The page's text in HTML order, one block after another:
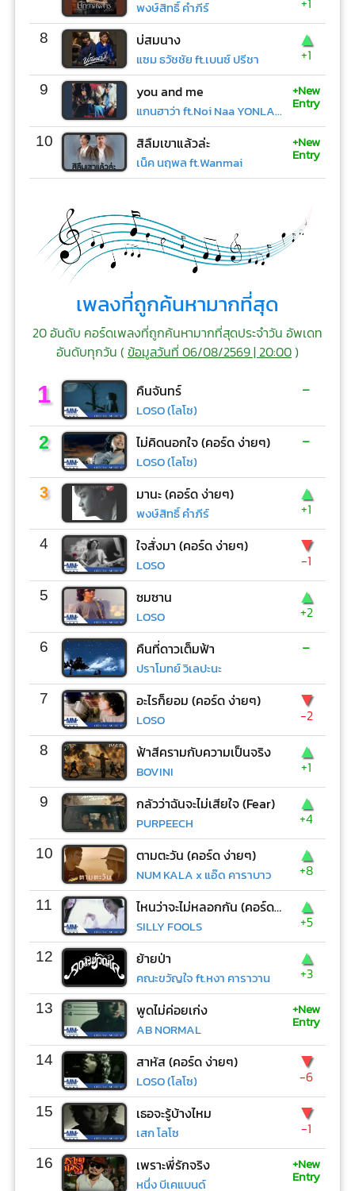
พงษ์สิทธิ์ คำภีร์
8 บ่สมนาง
แซม ธวัชชัย ft.เบนซ์ ปรีชา
▲
+1
9 you and me
แกนฮาว่า ft.Noi Naa YONLAPA
+New
Entry
10 สิลืมเขาแล้วล่ะ
เน็ค นฤพล ft.Wanmai
+New
Entry
เพลงที่ถูกค้นหามากที่สุด
20 อันดับ คอร์ดเพลงที่ถูกค้นหามากที่สุดประจำวัน อัพเดท
อันดับทุกวัน (ข้อมูลวันที่ 06/08/2569 | 20:00)
1 คืนจันทร์
LOSO (โลโซ)
-
2 ไม่คิดนอกใจ (คอร์ด ง่ายๆ)
LOSO (โลโซ)
-
3 มานะ (คอร์ด ง่ายๆ)
พงษ์สิทธิ์ คำภีร์
▲
+1
4 ใจสั่งมา (คอร์ด ง่ายๆ)
LOSO
▼
-1
5 ซมซาน
LOSO
▲
+2
6 คืนที่ดาวเต็มฟ้า
ปราโมทย์ วิเลปะนะ
-
7 อะไรก็ยอม (คอร์ด ง่ายๆ)
LOSO
▼
-2
8 ฟ้าสีครามกับความเป็นจริง
BOVINI
▲
+1
9 กลัวว่าฉันจะไม่เสียใจ (Fear)
PURPEECH
▲
+4
10 ตามตะวัน (คอร์ด ง่ายๆ)
NUM KALA x แอ๊ด คาราบาว
▲
+8
11 ไหนว่าจะไม่หลอกกัน (คอร์ด ง่ายๆ)
SILLY FOOLS
▲
+5
12 ย้ายป่า
คณะขวัญใจ ft.หงา คาราวาน
▲
+3
13 พูดไม่ค่อยเก่ง
AB NORMAL
+New
Entry
14 สาหัส (คอร์ด ง่ายๆ)
LOSO (โลโซ)
▼
-6
15 เธอจะรู้บ้างไหม
เสก โลโซ
▼
-1
16 เพราะพี่รักจริง
หนึ่ง บีเคแบนด์
+New
Entry